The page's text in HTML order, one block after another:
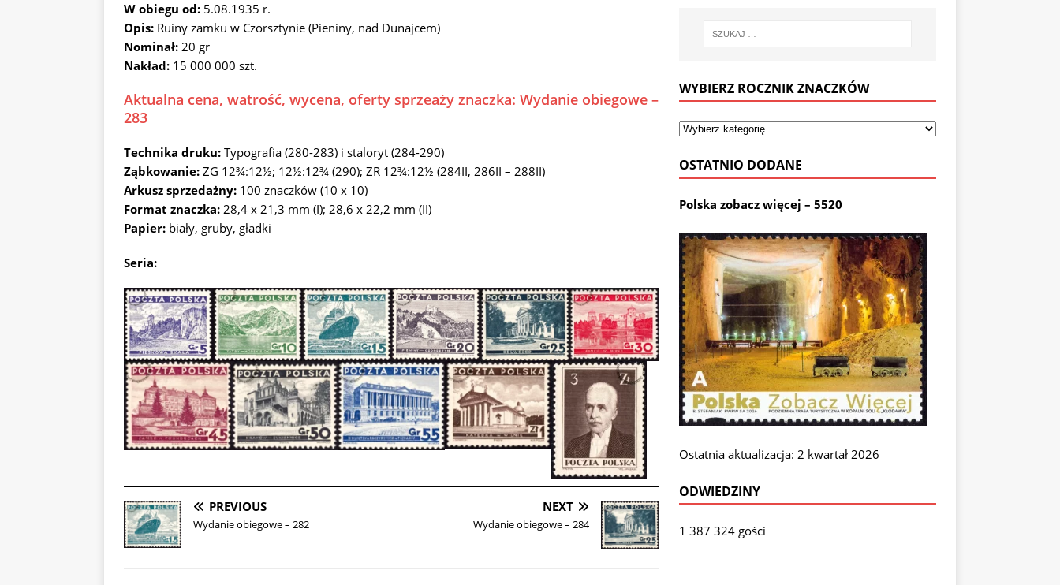
W obiegu od: 5.08.1935 r.
Opis: Ruiny zamku w Czorsztynie (Pieniny, nad Dunajcem)
Nominał: 20 gr
Nakład: 15 000 000 szt.
Aktualna cena, watrość, wycena, oferty sprzeaży znaczka: Wydanie obiegowe –
283
Technika druku: Typografia (280-283) i staloryt (284-290)
Ząbkowanie: ZG 12¾:12½; 12½:12¾ (290); ZR 12¾:12½ (284II, 286II – 288II)
Arkusz sprzedażny: 100 znaczków (10 x 10)
Format znaczka: 28,4 x 21,3 mm (I); 28,6 x 22,2 mm (II)
Papier: biały, gruby, gładki
Seria:
PREVIOUS
Wydanie obiegowe – 282
NEXT
Wydanie obiegowe – 284
WYBIERZ ROCZNIK ZNACZKÓW
OSTATNIO DODANE
Polska zobacz więcej – 5520
Ostatnia aktualizacja: 2 kwartał 2026
ODWIEDZINY
1 387 324 gości